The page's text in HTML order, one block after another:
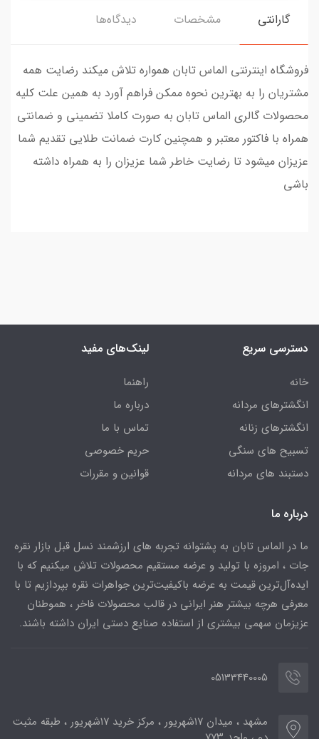
گارانتی مشخصات دیدگاه‌ها
فروشگاه اینترنتی الماس تابان همواره تلاش میکند رضایت همه
مشتریان را به بهترین نحوه ممکن فراهم آورد به همین علت کلیه
محصولات گالری الماس تابان به صورت کاملا تضمینی و ضمانتی
همراه با فاکتور معتبر و همچنین کارت ضمانت طلایی تقدیم شما
عزیزان میشود تا رضایت خاطر شما عزیزان را به همراه داشته
باشی
دسترسی سریع
خانه
انگشترهای مردانه
انگشترهای زنانه
تسبیح های سنگی
دستبند های مردانه
لینک‌های مفید
راهنما
درباره ما
تماس با ما
حریم خصوصی
قوانین و مقررات
درباره ما
ما در الماس تابان به پشتوانه تجربه های ارزشمند نسل قبل بازار نقره
جات ، امروزه با تولید و عرضه مستقیم محصولات تلاش میکنیم که با
ایده‌آل‌ترین قیمت به عرضه باکیفیت‌ترین جواهرات نقره بپردازیم تا با
معرفی هرچه بیشتر هنر ایرانی در قالب محصولات فاخر ، هموطنان
عزیزمان سهمی بیشتری از استفاده صنایع دستی ایران داشته باشند.
05133440005
مشهد ، میدان ۱۷شهریور ، مرکز خرید ۱۷شهریور ، طبقه مثبت